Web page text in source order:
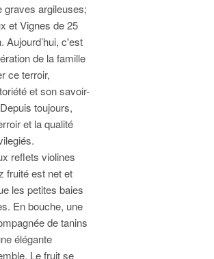
graves argileuses;
et Vignes de 25
Aujourd’hui, c'est
de la famille
ce terroir,
et son savoir-
toujours,
et la qualité
reflets violines
fruité est net et
les petites baies
En bouche, une
de tanins
élégante
Le fruit se